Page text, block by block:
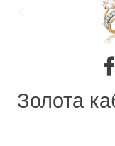
Золота